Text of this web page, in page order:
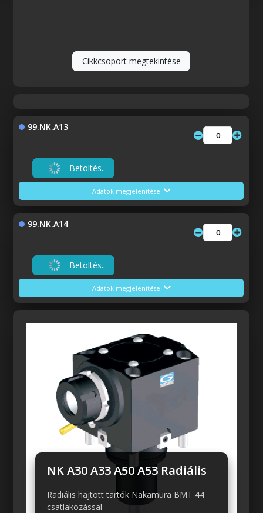
Cikkcsoport megtekintése
99.NK.A13
Betöltés...
Adatok megjelenítése
99.NK.A14
Betöltés...
Adatok megjelenítése
Előző
NK A30 A33 A50 A53 Radiális
Radiális hajtott tartók Nakamura BMT 44
csatlakozással